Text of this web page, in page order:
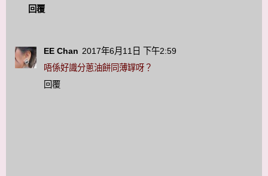
回覆
EE Chan 2017年6月11日 下午2:59
唔係好識分蔥油餅同薄罉呀？
回覆